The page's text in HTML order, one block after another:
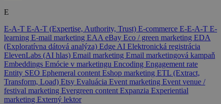
E
E-A-T E-A-T (Expertise, Authority, Trust) E-commerce E-E-A-T E-
learning E-mail marketing EAA eBay Eco / green marketing EDA
(Exploratívna dátová analýza) Edge AI Elektronická registrácia
ElevenLabs (AI hlas) Email marketing Email marketingová kampaň
Embeddings Emócie v marketingu Encoding Engagement rate
Entity SEO Ephemeral content Eshop marketing ETL (Extract,
Transform, Load) Etsy Evaluácia Event marketing Event venue /
festival marketing Evergreen content Expanzia Experiential
marketing Externý lektor